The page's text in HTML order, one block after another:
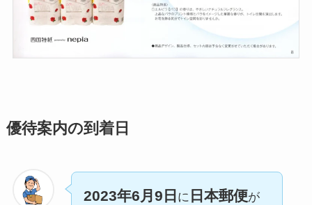
優待案内の到着日
2023年6月9日 に 日本郵便が